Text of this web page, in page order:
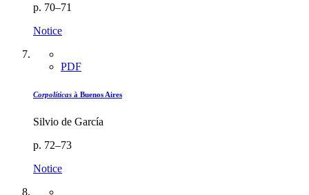
p. 70–71
Notice
PDF
Corpolíticas à Buenos Aires
Silvio de García
p. 72–73
Notice